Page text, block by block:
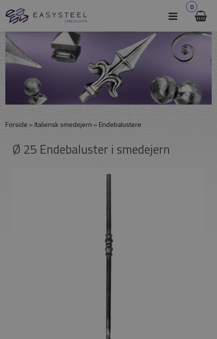
0
Forside » Italiensk smedejern » Endebalustere
Ø 25 Endebaluster i smedejern